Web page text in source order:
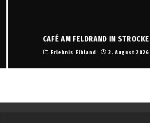
CAFÉ AM FELDRAND IN
Erlebnis Elbland 2. August 2026